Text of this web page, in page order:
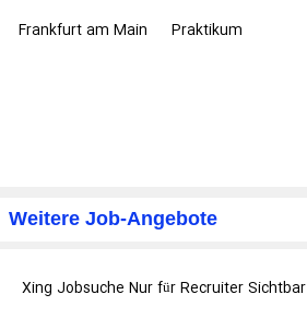
Frankfurt am Main Praktikum
Weitere Job-Angebote
Xing Jobsuche Nur für Recruiter Sichtbar